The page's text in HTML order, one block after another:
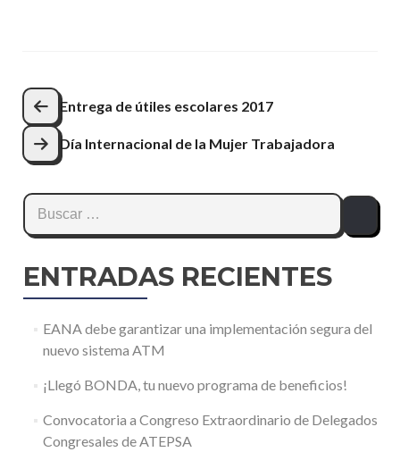
Navegación
de
entradas
Entrega de útiles escolares 2017
Día Internacional de la Mujer Trabajadora
Buscar:
ENTRADAS RECIENTES
EANA debe garantizar una implementación segura del
nuevo sistema ATM
¡Llegó BONDA, tu nuevo programa de beneficios!
Convocatoria a Congreso Extraordinario de Delegados
Congresales de ATEPSA